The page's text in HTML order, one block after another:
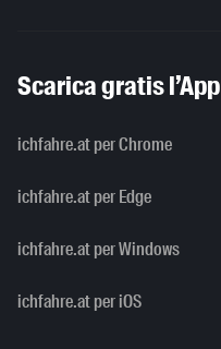
Scarica gratis l’App
ichfahre.at per Chrome
ichfahre.at per Edge
ichfahre.at per Windows
ichfahre.at per iOS